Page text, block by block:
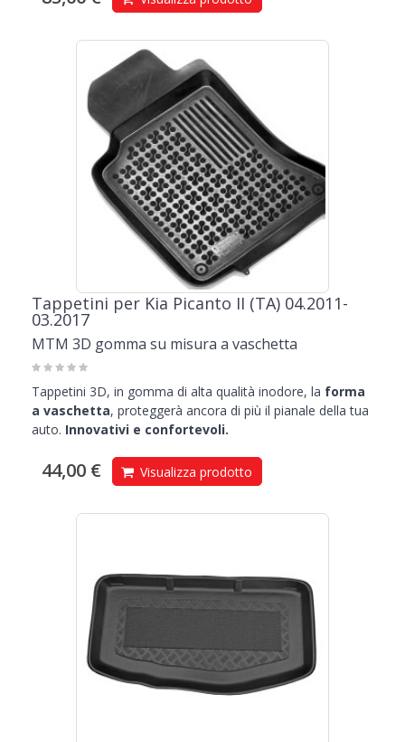
Tappetini per Kia Picanto II (TA) 04.2011-
03.2017
MTM 3D gomma su misura a vaschetta
Tappetini 3D, in gomma di alta qualità inodore, la forma
a vaschetta, proteggerà ancora di più il pianale della tua
auto. Innovativi e confortevoli.
44,00 € Visualizza prodotto